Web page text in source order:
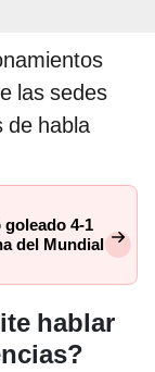
las sedes
de habla
4-1
del Mundial
hablar